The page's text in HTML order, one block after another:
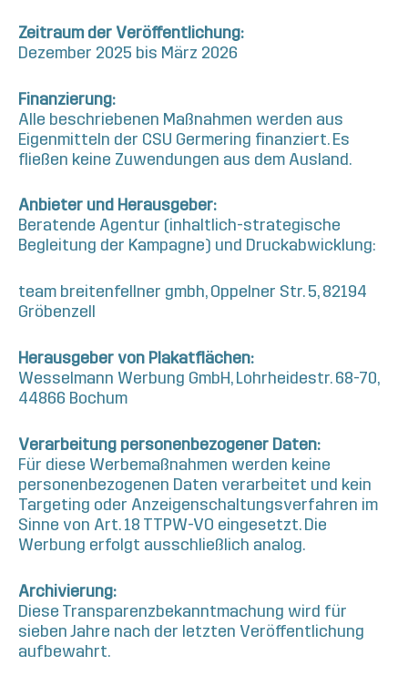
Zeitraum der Veröffentlichung:
Dezember 2025 bis März 2026
Finanzierung:
Alle beschriebenen Maßnahmen werden aus
Eigenmitteln der CSU Germering finanziert. Es
fließen keine Zuwendungen aus dem Ausland.
Anbieter und Herausgeber:
Beratende Agentur (inhaltlich-strategische
Begleitung der Kampagne) und Druckabwicklung:
team breitenfellner gmbh, Oppelner Str. 5, 82194
Gröbenzell
Herausgeber von Plakatflächen:
Wesselmann Werbung GmbH, Lohrheidestr. 68-70,
44866 Bochum
Verarbeitung personenbezogener Daten:
Für diese Werbemaßnahmen werden keine
personenbezogenen Daten verarbeitet und kein
Targeting oder Anzeigenschaltungsverfahren im
Sinne von Art. 18 TTPW-VO eingesetzt. Die
Werbung erfolgt ausschließlich analog.
Archivierung:
Diese Transparenzbekanntmachung wird für
sieben Jahre nach der letzten Veröffentlichung
aufbewahrt.